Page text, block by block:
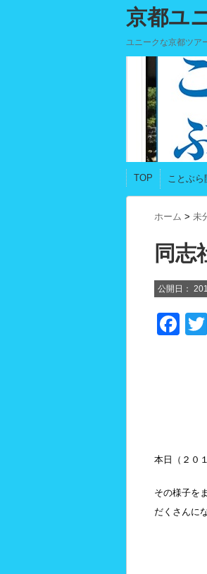
京都ユ
ユニークな京都ツア
TOP ことぶら
ホーム > 未
同志
公開日：
F
o
k
本日（２０
その様子を
だくさんに